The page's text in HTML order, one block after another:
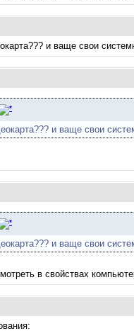
и ваще свои
и ваще свои
и ваще свои
в свойствах